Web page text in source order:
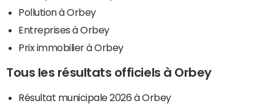
Pollution à Orbey
Entreprises à Orbey
Prix immobilier à Orbey
Tous les résultats officiels à Orbey
Résultat municipale 2026 à Orbey